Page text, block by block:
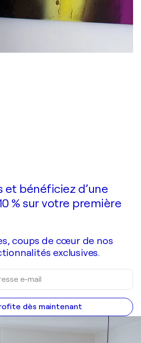
et bénéficiez d’une
% sur votre première
coups de cœur de nos
exclusives.
dès maintenant